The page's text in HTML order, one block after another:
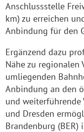
Anschlussstelle
km) zu erreichen
Anbindung für den
Ergänzend dazu
Nähe zu regionalen
umliegenden
Anbindung an den
und
und Dresden
Brandenburg